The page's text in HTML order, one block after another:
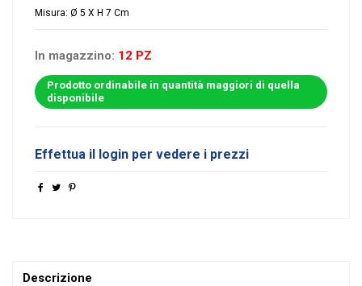
Misura: Ø 5 X H 7 Cm
In magazzino: 12 PZ
Prodotto ordinabile in quantità maggiori di quella
disponibile
Effettua il login per vedere i prezzi
Descrizione